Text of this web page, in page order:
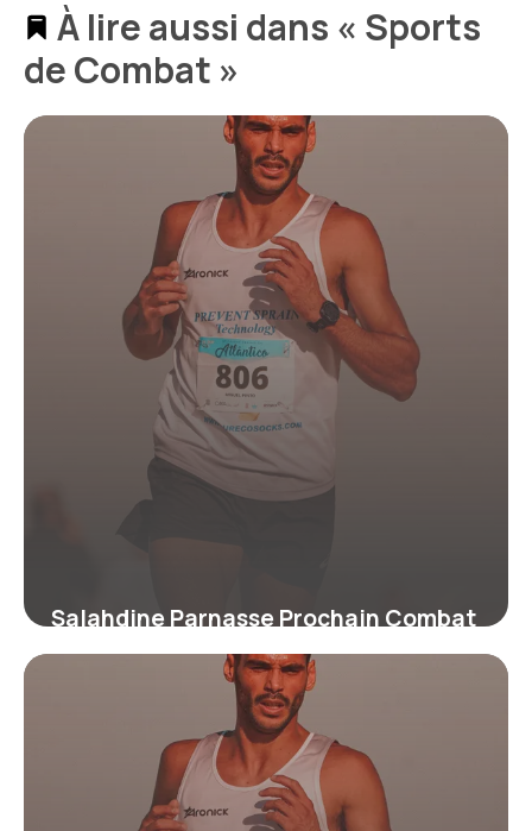
À lire aussi dans « Sports
de Combat »
Salahdine Parnasse Prochain Combat
: Infos 2026